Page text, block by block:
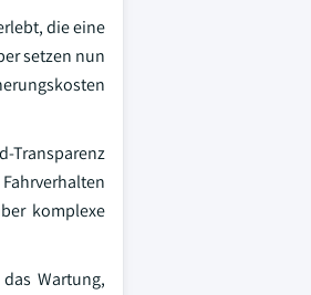
die eine
setzen nun
Transparenz
komplexe
Wartung,